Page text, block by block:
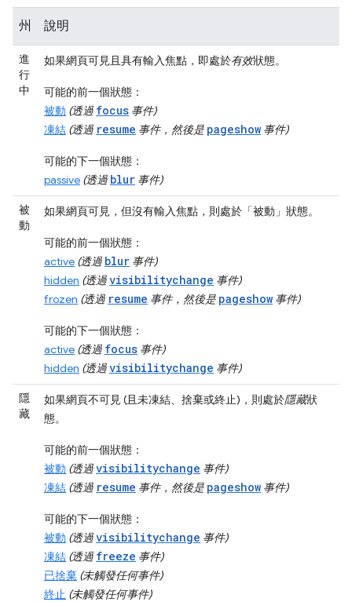
州 說明
進
行
中
如果網頁可見且具有輸入焦點，即處於有效狀態。
可能的前一個狀態：
被動 (透過 focus 事件)
凍結 (透過 resume 事件，然後是 pageshow 事件)
可能的下一個狀態：
passive (透過 blur 事件)
被
動
如果網頁可見，但沒有輸入焦點，則處於「被動」 狀態。
可能的前一個狀態：
active (透過 blur 事件)
hidden (透過visibilitychange 事件)
frozen (透過 resume 事件，然後是 pageshow 事件)
可能的下一個狀態：
active (透過 focus 事件)
hidden (透過visibilitychange 事件)
隱
藏
如果網頁不可見 (且未凍結、捨棄或終止)，則處於隱藏狀
態。
可能的前一個狀態：
被動 (透過visibilitychange 事件)
凍結 (透過 resume 事件，然後是 pageshow 事件)
可能的下一個狀態：
被動 (透過visibilitychange 事件)
凍結 (透過 freeze 事件)
已捨棄 (未觸發任何事件)
終止 (未觸發任何事件)